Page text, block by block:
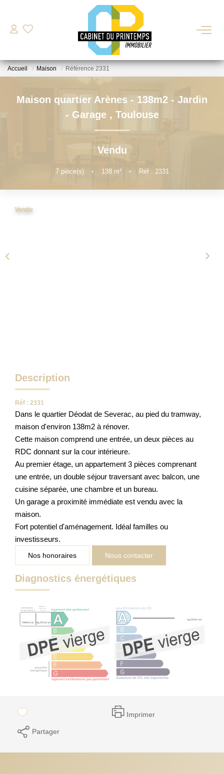
VENTE
Nos Biens Disponibles
Déposer Ma Candidature Pour Une Location
ESTIMATION
Accueil Maison Référence 2331
Maison quartier Arènes - 138m2 - Jardin
- Garage , Toulouse
Vendu
7pièce(s) • 138m² • Réf : 2331
Vendu
Description
Réf : 2331
Dans le quartier Déodat de Severac, au pied du tramway,
maison d'environ 138m2 à rénover.
Cette maison comprend une entrée, un deux pièces au
RDC donnant sur la cour intérieure.
Au premier étage, un appartement 3 pièces comprenant
une entrée, un double séjour traversant avec balcon, une
cuisine séparée, une chambre et un bureau.
Un garage a proximité immédiate est vendu avec la
maison.
Fort potentiel d'aménagement. Idéal familles ou
investisseurs.
Nos honoraires Nous contacter
Diagnostics énergétiques
Imprimer
Partager